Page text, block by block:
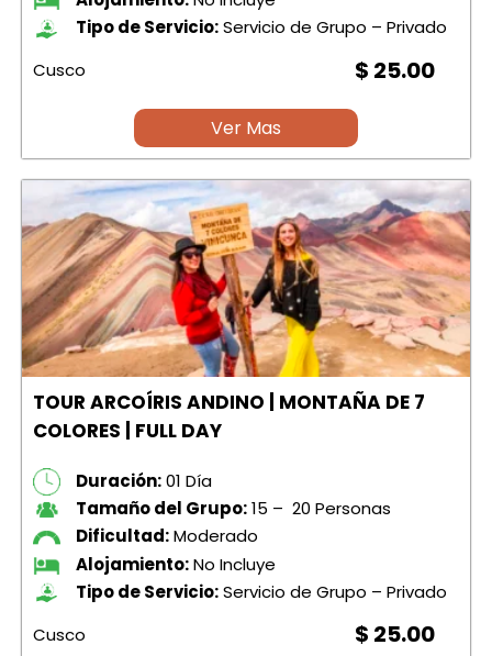
Tipo de Servicio:Servicio de Grupo – Privado
Cusco
$ 25.00
Ver Mas
TOUR ARCOÍRIS ANDINO | MONTAÑA DE 7
COLORES | FULL DAY
Duración:01 Día
Tamaño del Grupo:15 – 20 Personas
Dificultad:Moderado
Alojamiento:No Incluye
Tipo de Servicio:Servicio de Grupo – Privado
Cusco
$ 25.00